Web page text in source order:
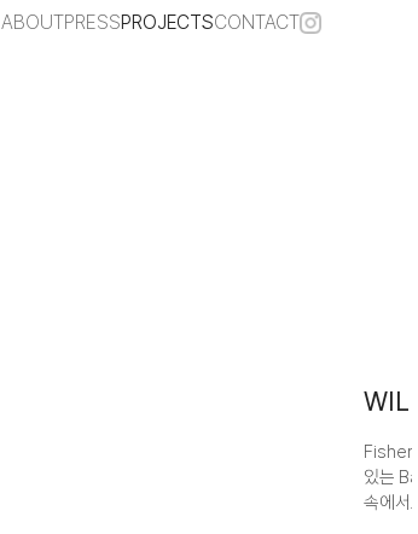
ABOUTPRESSPROJECTSCONTACT
있는
속에서